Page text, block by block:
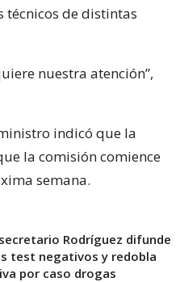
técnicos de distintas
nuestra atención”,
indicó que la
la comisión comience
semana.
Rodríguez difunde
test negativos y redobla
por caso drogas